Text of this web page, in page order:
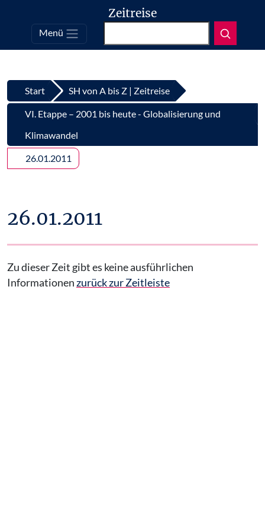
Top
Zum Inhalt springen
Zeitreise
Menü
Start SH von A bis Z | Zeitreise
VI. Etappe – 2001 bis heute - Globalisierung und
Klimawandel
26.01.2011
26.01.2011
Zu dieser Zeit gibt es keine ausführlichen
Informationenzurück zur Zeitleiste